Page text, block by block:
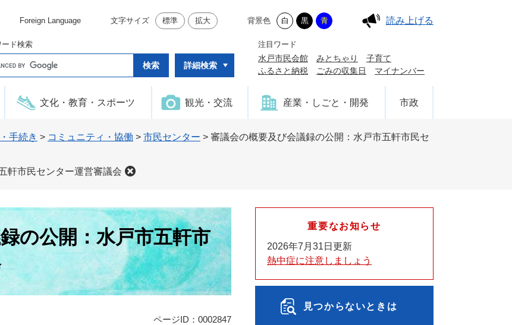
Foreign Language 文字サイズ 標準 拡大 背景色 白 黒 青 読み上げる
ード検索
詳細検索
注目ワード
水戸市民会館 みとちゃり
子育て
ふるさと納税
ごみの収集日 マイナンバー
文化・教育・スポーツ 観光・交流 産業・しごと・開発 市政
手続き > コミュニティ・協働 > 市民センター > 審議会の概要及び会議録の公開：水戸市五軒市民セ
軒市民センター運営審議会
の公開：水戸市五軒市
ページID：0002847
重要なお知らせ
2026年7月31日更新
熱中症に注意しましょう
見つからないときは